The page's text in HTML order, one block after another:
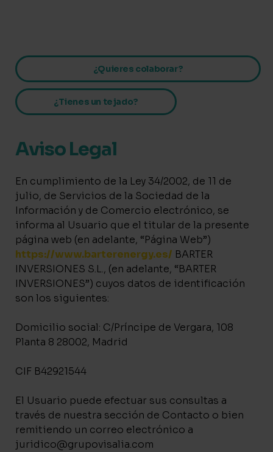
¿Quieres colaborar?
¿Tienes un tejado?
Aviso Legal
En cumplimiento de la Ley 34/2002, de 11 de
julio, de Servicios de la Sociedad de la
Información y de Comercio electrónico, se
informa al Usuario que el titular de la presente
página web (en adelante, “Página Web”)
https://www.barterenergy.es/ BARTER
INVERSIONES S.L., (en adelante, “BARTER
INVERSIONES”) cuyos datos de identificación
son los siguientes:
Domicilio social: C/Príncipe de Vergara, 108
Planta 8 28002, Madrid
CIF B42921544
El Usuario puede efectuar sus consultas a
través de nuestra sección de Contacto o bien
remitiendo un correo electrónico a
juridico@grupovisalia.com